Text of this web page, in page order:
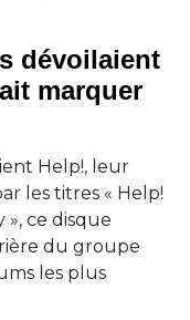
dévoilaient
marquer
Help!, leur
les titres « Help!
», ce disque
du groupe
les plus